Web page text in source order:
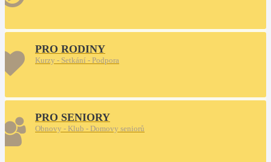
PRO RODINY
Kurzy - Setkání - Podpora
PRO SENIORY
Obnovy - Klub - Domovy seniorů